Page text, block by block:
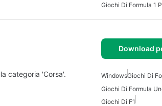
Giochi Di Formula 1
Download
categoria 'Corsa'. WindowsGiochi Di
Giochi Di Formula
Giochi Di F1